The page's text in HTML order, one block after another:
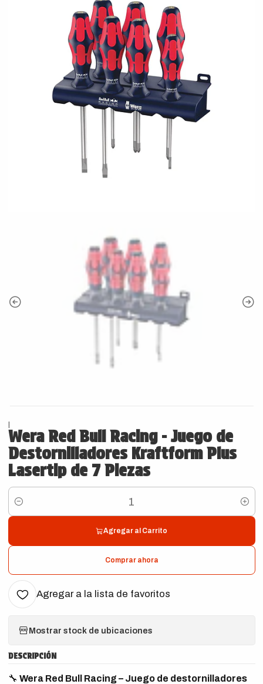
|
Wera Red Bull Racing - Juego de
Destornilladores Kraftform Plus
Lasertip de 7 Piezas
Cantidad
Agregar al Carrito
Comprar ahora
Agregar a la lista de favoritos
Mostrar stock de ubicaciones
DESCRIPCIÓN
🔧 Wera Red Bull Racing – Juego de destornilladores